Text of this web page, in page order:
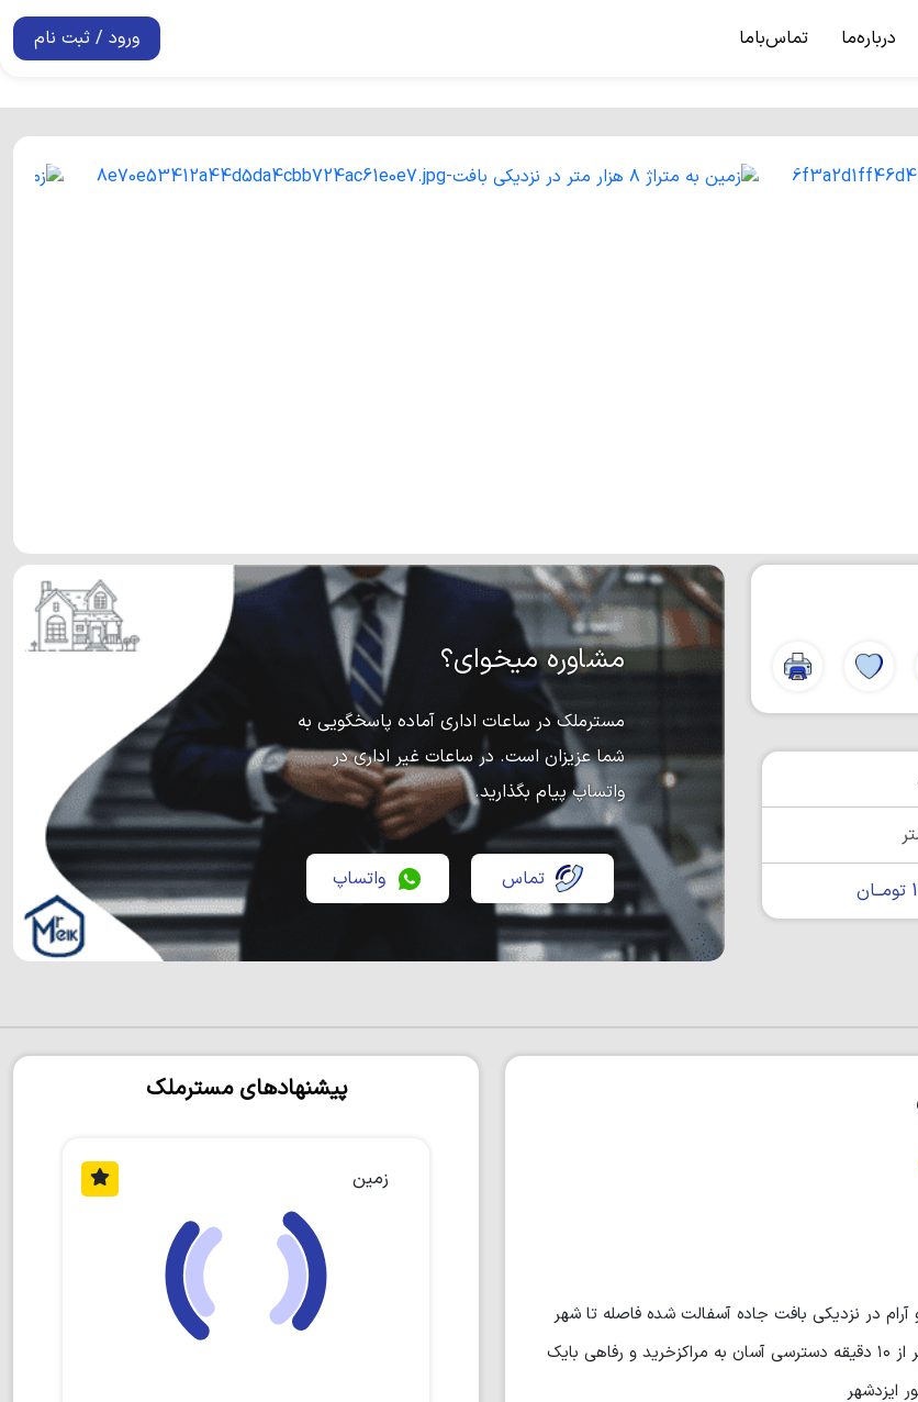
درباره‌ما تماس‌باما ورود / ثبت نام
مشاوره میخوای؟
مسترملک در ساعات اداری آماده پاسخگویی به
شما عزیزان است. در ساعات غیر اداری در
واتساپ پیام بگذارید.
تماس واتساپ
۸هزار متر جایی بسیار دنج و آرام در نزدیکی بافت جاده آسفالت شده فاصله تا شهر
ایزدشهر کمتراز ۵دقیفه فاصله تا دریا کمتراز ۷ دقیقه فاصله تا پارک جنگلی کمتر از ۱۰ دقیقه دسترسی آسان به مراکزخرید و رفاهی بایک
پیشنهادهای مسترملک
زمین